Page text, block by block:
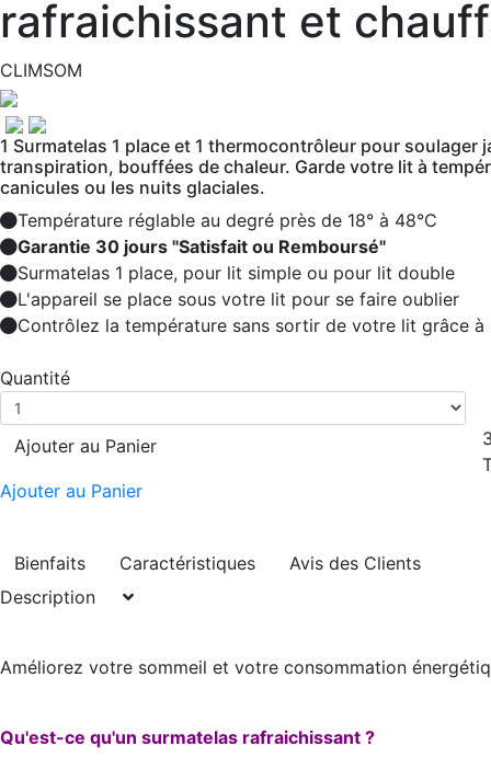
rafraichissant et
CLIMSOM
1 Surmatelas 1 place et 1 thermocontrôleur pour
transpiration, bouffées de chaleur. Garde votre lit à
canicules ou les nuits glaciales.
Température réglable au degré près de 18° à 48°C
Garantie 30 jours "Satisfait ou Remboursé"
Surmatelas 1 place, pour lit simple ou pour lit double
L'appareil se place sous votre lit pour se faire oublier
Contrôlez la température sans sortir de votre lit grâce à
Quantité
Ajouter au Panier
Ajouter au Panier
Bienfaits Caractéristiques
Avis des Clients
Description
Améliorez votre sommeil et votre consommation
Qu'est-ce qu'un surmatelas rafraichissant ?